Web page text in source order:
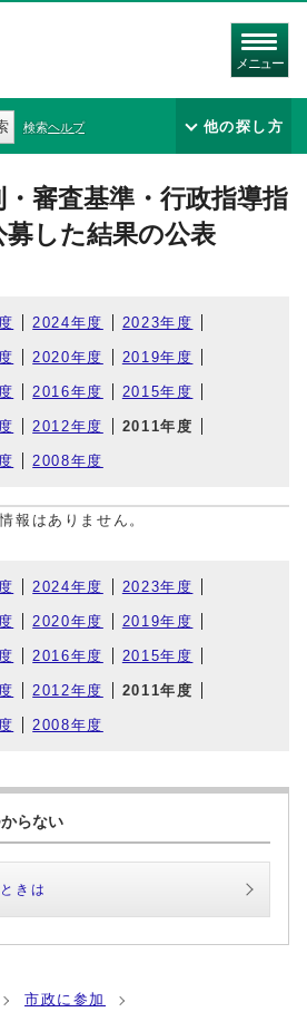
メニュー
検索ヘルプ 他の探し方
審査基準・行政指導指
募した結果の公表
2024年度 2023年度
2020年度 2019年度
2016年度 2015年度
2012年度 2011年度
2008年度
報はありません。
2024年度 2023年度
2020年度 2019年度
2016年度 2015年度
2012年度 2011年度
2008年度
らない
きは
市政に参加